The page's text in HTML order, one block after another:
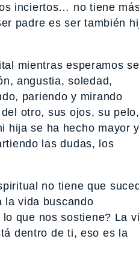
inciertos… no tiene
padre es ser también
mientras esperamos
angustia, soledad,
pariendo y mirando
otro, sus ojos, su pelo,
hija se ha hecho mayor y
las dudas, los
no tiene que
la vida buscando
que nos sostiene? La
dentro de ti, eso es la